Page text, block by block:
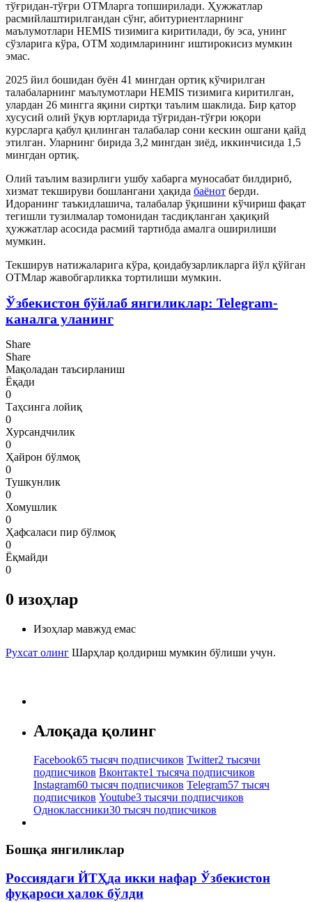
тўғридан-тўғри ОТМларга топширилади. Ҳужжатлар
расмийлаштирилгандан сўнг, абитуриентларнинг
маълумотлари HEMIS тизимига киритилади, бу эса, унинг
сўзларига кўра, ОТМ ходимларининг иштирокисиз мумкин
эмас.
2025 йил бошидан буён 41 мингдан ортиқ кўчирилган
талабаларнинг маълумотлари HEMIS тизимига киритилган,
улардан 26 мингга яқини сиртқи таълим шаклида. Бир қатор
хусусий олий ўқув юртларида тўғридан-тўғри юқори
курсларга қабул қилинган талабалар сони кескин ошгани қайд
этилган. Уларнинг бирида 3,2 мингдан зиёд, иккинчисида 1,5
мингдан ортиқ.
Олий таълим вазирлиги ушбу хабарга муносабат билдириб,
хизмат текшируви бошлангани ҳақида баёнот берди.
Идоранинг таъкидлашича, талабалар ўқишини кўчириш фақат
тегишли тузилмалар томонидан тасдиқланган ҳақиқий
ҳужжатлар асосида расмий тартибда амалга оширилиши
мумкин.
Текширув натижаларига кўра, қоидабузарликларга йўл қўйган
ОТМлар жавобгарликка тортилиши мумкин.
Ўзбекистон бўйлаб янгиликлар: Telegram-
каналга уланинг
Share
Share
Мақоладан таъсирланиш
Ёқади
0
Таҳсинга лойиқ
0
Хурсандчилик
0
Ҳайрон бўлмоқ
0
Тушкунлик
0
Хомушлик
0
Ҳафсаласи пир бўлмоқ
0
Ёқмайди
0
0 изоҳлар
Изоҳлар мавжуд емас
Рухсат олинг Шарҳлар қолдириш мумкин бўлиши учун.
Алоқада қолинг
Facebook65 тысяч подписчиков Twitter2 тысячи
подписчиков Вконтакте1 тысяча подписчиков
Instagram60 тысяч подписчиков Telegram57 тысяч
подписчиков Youtube3 тысячи подписчиков
Одноклассники30 тысяч подписчиков
Бошқа янгиликлар
Россиядаги ЙТҲда икки нафар Ўзбекистон
фуқароси ҳалок бўлди